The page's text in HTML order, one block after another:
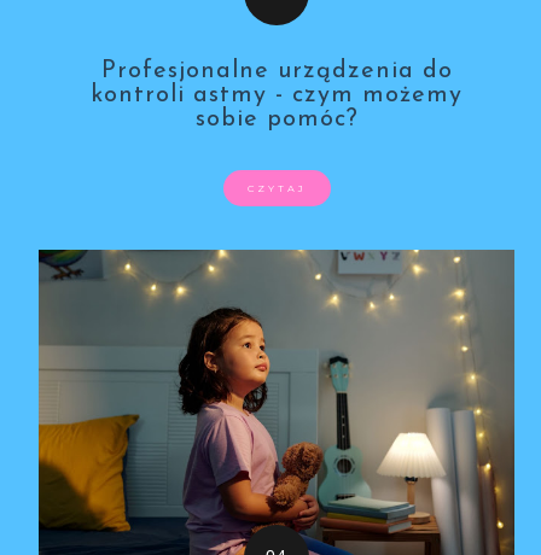
Profesjonalne urządzenia do
kontroli astmy - czym możemy
sobie pomóc?
CZYTAJ